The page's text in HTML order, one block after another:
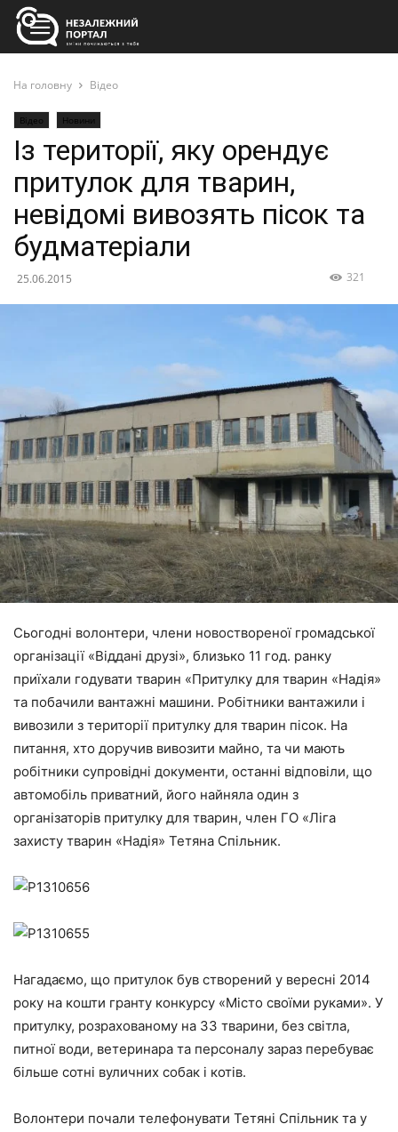
На головну Відео
Відео Новини
Із території, яку орендує
притулок для тварин,
невідомі вивозять пісок та
будматеріали
25.06.2015 321
Сьогодні волонтери, члени новоствореної громадської
організації «Віддані друзі», близько 11 год. ранку
приїхали годувати тварин «Притулку для тварин «Надія»
та побачили вантажні машини. Робітники вантажили і
вивозили з території притулку для тварин пісок. На
питання, хто доручив вивозити майно, та чи мають
робітники супровідні документи, останні відповіли, що
автомобіль приватний, його найняла один з
організаторів притулку для тварин, член ГО «Ліга
захисту тварин «Надія» Тетяна Спільник.
Нагадаємо, що притулок був створений у вересні 2014
року на кошти гранту конкурсу «Місто своїми руками». У
притулку, розрахованому на 33 тварини, без світла,
питної води, ветеринара та персоналу зараз перебуває
більше сотні вуличних собак і котів.
Волонтери почали телефонувати Тетяні Спільник та у